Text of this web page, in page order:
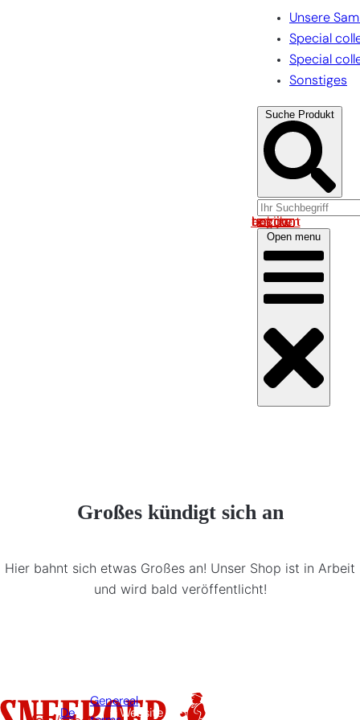
Unsere
Special
Special
Sonstiges
Suche Produkt
Log in om uw account te bekijken
Open menu
Großes kündigt sich an
Hier bahnt sich etwas Großes an! Unser Shop ist in Arbeit
und wird bald veröffentlicht!
De
Genereal
Website